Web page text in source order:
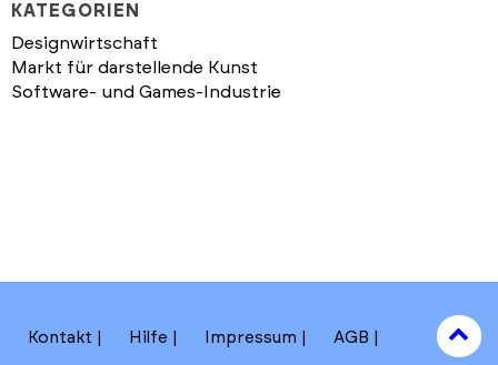
KATEGORIEN
Designwirtschaft
Markt für darstellende Kunst
Software- und Games-Industrie
Kontakt Hilfe Impressum AGB
to
top